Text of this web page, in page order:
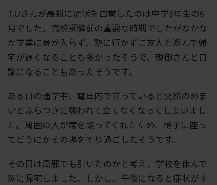
T.Uさんが最初に症状を自覚したのは中学3年生の6
月でした。高校受験前の重要な時期でしたがなかな
か学業に身が入らず、塾に行かずに友人と遊んで帰
宅が遅くなることも多かったそうで、親御さんと口
論になることもあったそうです。
ある日の通学中、電車内で立っていると突然のめま
いとふらつきに襲われて立てなくなってしまいまし
た。周囲の人が席を譲ってくれたため、椅子に座っ
てどうにかその場をやり過ごしたそうです。
その日は風邪でも引いたのかと考え、学校を休んで
家に帰宅しました。しかし、午後になると症状がす